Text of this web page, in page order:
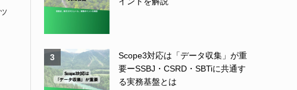
3
Scope3対応は「データ収集」が重
要ーSSBJ・CSRD・SBTiに共通す
る実務基盤とは